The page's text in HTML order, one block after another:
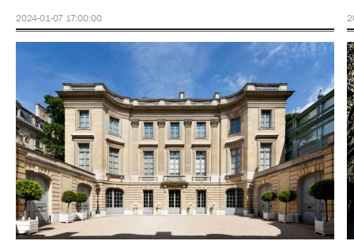
2024-01-07 17:00:00